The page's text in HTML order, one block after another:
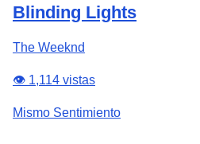
Blinding Lights
The Weeknd
👁️ 1,114 vistas
Mismo Sentimiento